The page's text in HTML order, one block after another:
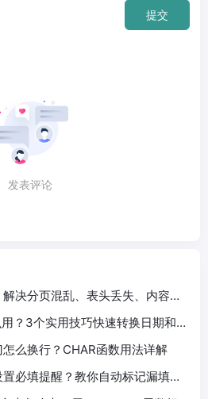
提交
发表评论
决分页混乱、表头丢失、内容截
？3个实用技巧快速转换日期和数
么换行？CHAR函数用法详解
必填提醒？教你自动标记漏填数